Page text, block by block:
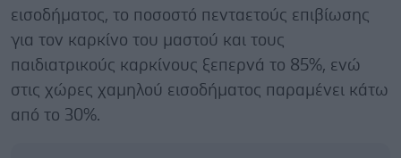
εισοδήματος, το ποσοστό πενταετούς επιβίωσης
για τον καρκίνο του μαστού και τους
παιδιατρικούς καρκίνους ξεπερνά το 85%, ενώ
στις χώρες χαμηλού εισοδήματος παραμένει κάτω
από το 30%.